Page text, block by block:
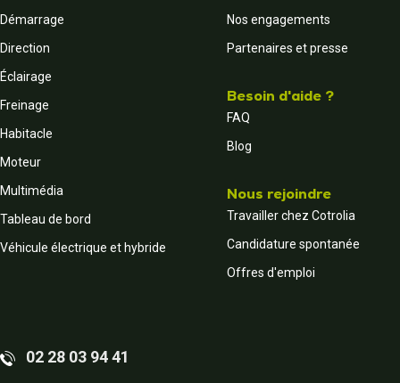
Démarrage
Direction
Éclairage
Freinage
Habitacle
Moteur
Multimédia
Tableau de bord
Véhicule électrique et hybride
Nos engagements
Partenaires et presse
Besoin d'aide ?
FAQ
Blog
Nous rejoindre
Travailler chez Cotrolia
Candidature spontanée
Offres d'emploi
02 28 03 94 41